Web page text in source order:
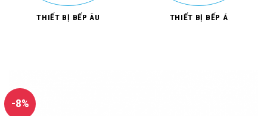
THIẾT BỊ BẾP ÂU THIẾT BỊ BẾP Á
-8%